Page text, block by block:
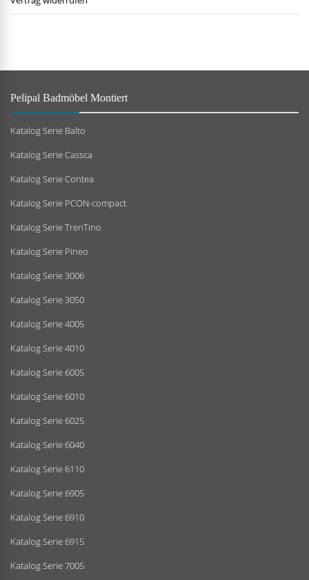
Pelipal Badmöbel Montiert
Katalog Serie Balto
Katalog Serie Cassca
Katalog Serie Contea
Katalog Serie PCON-compact
Katalog Serie TrenTino
Katalog Serie Pineo
Katalog Serie 3006
Katalog Serie 3050
Katalog Serie 4005
Katalog Serie 4010
Katalog Serie 6005
Katalog Serie 6010
Katalog Serie 6025
Katalog Serie 6040
Katalog Serie 6110
Katalog Serie 6905
Katalog Serie 6910
Katalog Serie 6915
Katalog Serie 7005